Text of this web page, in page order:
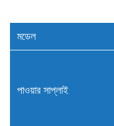
মডেল
পাওয়ার সাপ্লাই